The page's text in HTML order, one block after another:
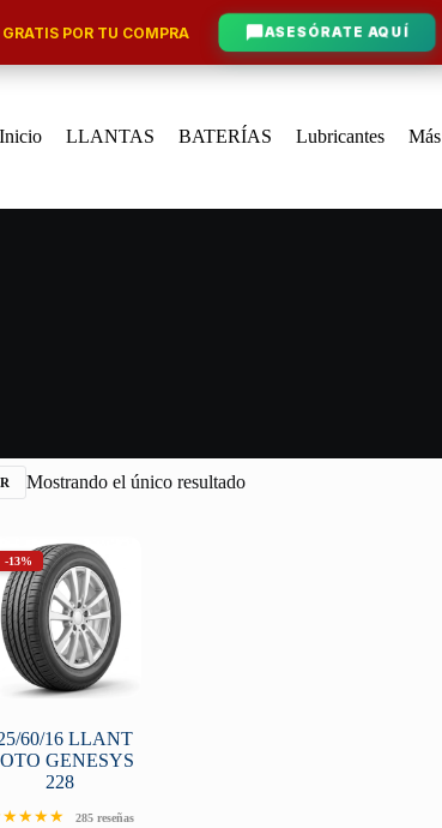
POR TU COMPRA ASESÓRATE AQUÍ
Inicio LLANTAS BATERÍAS Lubricantes
Más
Mostrando el único resultado
-13%
60/16 LLANT
GENESYS
228
285 reseñas